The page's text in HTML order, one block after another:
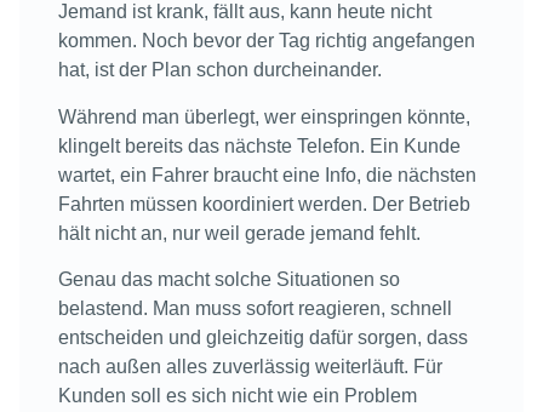
Jemand ist krank, fällt aus, kann heute nicht
kommen. Noch bevor der Tag richtig angefangen
hat, ist der Plan schon durcheinander.
Während man überlegt, wer einspringen könnte,
klingelt bereits das nächste Telefon. Ein Kunde
wartet, ein Fahrer braucht eine Info, die nächsten
Fahrten müssen koordiniert werden. Der Betrieb
hält nicht an, nur weil gerade jemand fehlt.
Genau das macht solche Situationen so
belastend. Man muss sofort reagieren, schnell
entscheiden und gleichzeitig dafür sorgen, dass
nach außen alles zuverlässig weiterläuft. Für
Kunden soll es sich nicht wie ein Problem